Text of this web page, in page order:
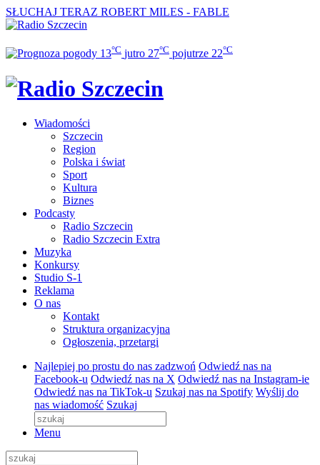
SŁUCHAJ TERAZ ROBERT MILES - FABLE
13°C jutro 27°C pojutrze 22°C
Wiadomości
Szczecin
Region
Polska i świat
Sport
Kultura
Biznes
Podcasty
Radio Szczecin
Radio Szczecin Extra
Muzyka
Konkursy
Studio S-1
Reklama
O nas
Kontakt
Struktura organizacyjna
Ogłoszenia, przetargi
Najlepiej po prostu do nas zadzwoń Odwiedź nas na
Facebook-u Odwiedź nas na X Odwiedź nas na Instagram-ie
Odwiedź nas na TikTok-u Szukaj nas na Spotify Wyślij do
nas wiadomość Szukaj
Menu